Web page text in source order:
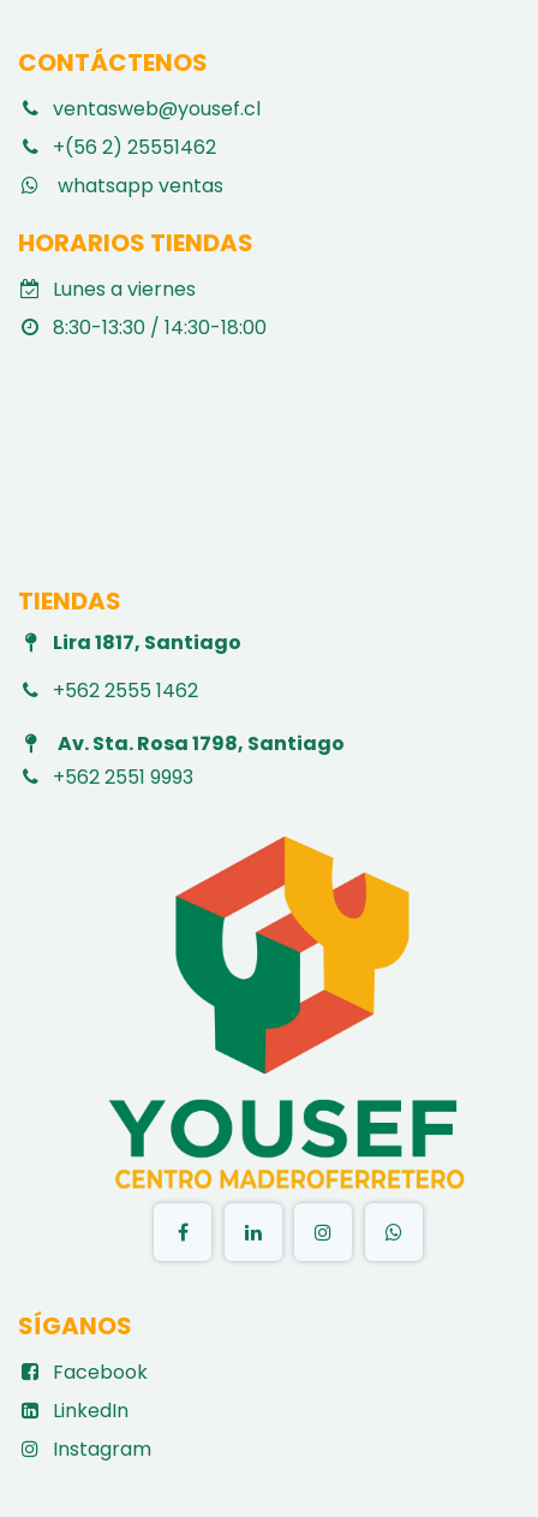
CONTÁCTENOS
ventasweb@yousef.cl
+(56 2) 25551462
whatsapp ventas
HORARIOS TIENDAS
Lunes a viernes
8:30-13:30 / 14:30-18:00
TIENDAS
Lira 1817, Santiago
+562 2555 1462
Av. Sta. Rosa 1798, Santiago
+562 2551 9993
SÍGANOS
Facebook
LinkedIn
Instagram